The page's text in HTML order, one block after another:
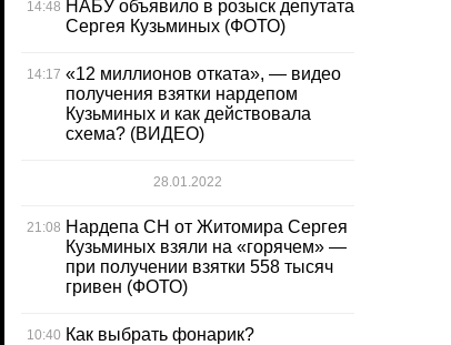
14:48 НАБУ объявило в розыск депутата
Сергея Кузьминых (ФОТО)
14:17 «12 миллионов отката», — видео
получения взятки нардепом
Кузьминых и как действовала
схема? (ВИДЕО)
28.01.2022
21:08 Нардепа СН от Житомира Сергея
Кузьминых взяли на «горячем» —
при получении взятки 558 тысяч
гривен (ФОТО)
10:40 Как выбрать фонарик?